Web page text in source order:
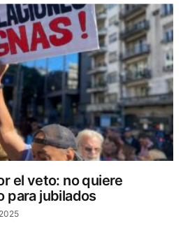
el veto: no quiere
para jubilados